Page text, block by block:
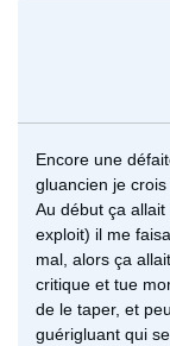
Encore une
gluancien je
Au début ça
exploit) il me
mal, alors ça
critique et tue
de le taper, et
guérigluant qui